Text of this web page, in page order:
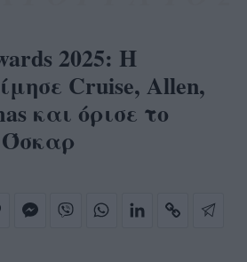
2025: Η
Cruise, Allen,
και όρισε το